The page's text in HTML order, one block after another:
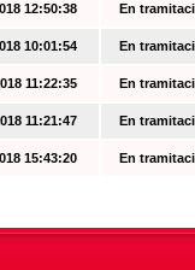
12:50:38 En
10:01:54 En
11:22:35 En
11:21:47 En
15:43:20 En